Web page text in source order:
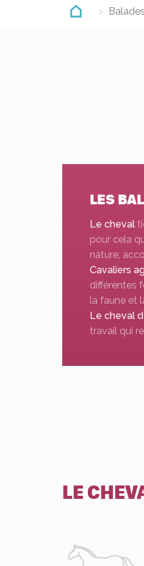
LES
Le cheval
pour cela
nature,
Cavaliers
différentes
la faune et
Le cheval
travail qui
LE